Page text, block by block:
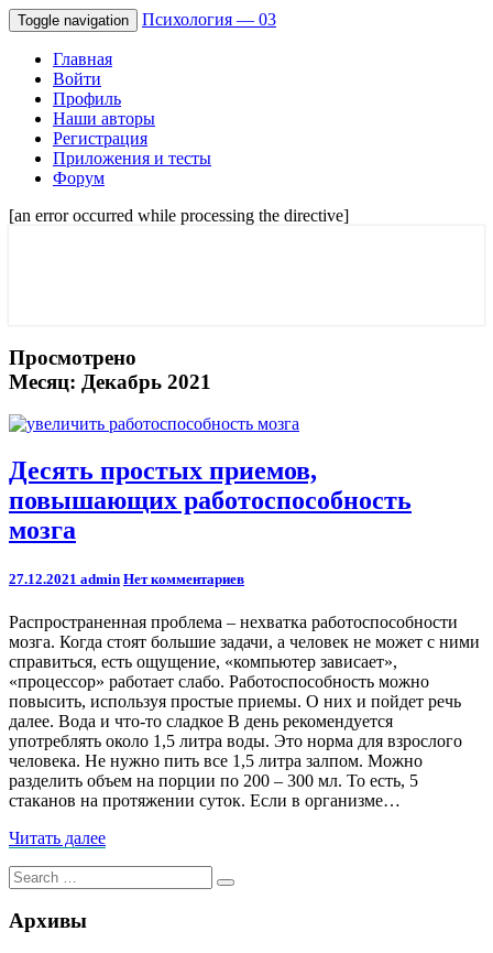
Toggle navigation Психология — 03
Главная
Войти
Профиль
Наши авторы
Регистрация
Приложения и тесты
Форум
[an error occurred while processing the directive]
Просмотрено
Месяц: Декабрь 2021
Десять
простых
приемов,
повышающих
работоспособность
Десять простых приемов,
повышающих работоспособность
мозга
27.12.2021 admin Comments
Нет комментариев
Распространенная проблема – нехватка работоспособности
мозга. Когда стоят большие задачи, а человек не может с ними
справиться, есть ощущение, «компьютер зависает»,
«процессор» работает слабо. Работоспособность можно
повысить, используя простые приемы. О них и пойдет речь
далее. Вода и что-то сладкое В день рекомендуется
употреблять около 1,5 литра воды. Это норма для взрослого
человека. Не нужно пить все 1,5 литра залпом. Можно
разделить объем на порции по 200 – 300 мл. То есть, 5
стаканов на протяжении суток. Если в организме…
Читать далееЧитать
Search
for:
Search
Архивы